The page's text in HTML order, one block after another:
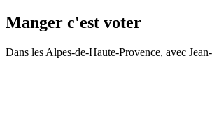
Manger c'est voter
Dans les Alpes-de-Haute-Provence, avec